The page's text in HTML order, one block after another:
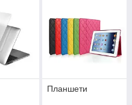
Планшети